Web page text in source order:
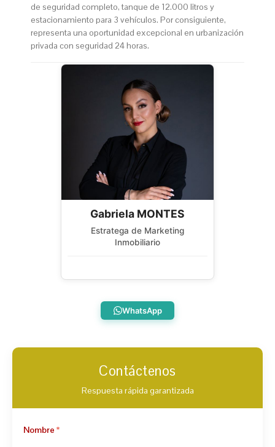
de seguridad completo, tanque de 12.000 litros y
estacionamiento para 3 vehículos. Por consiguiente,
representa una oportunidad excepcional en urbanización
privada con seguridad 24 horas.
Gabriela MONTES
Estratega de Marketing
Inmobiliario
WhatsApp
Contáctenos
Respuesta rápida garantizada
Nombre